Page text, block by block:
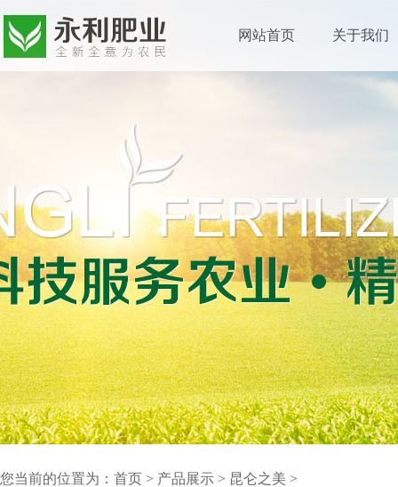
网站首页 关于我们
您当前的位置为： 首页 > 产品展示 > 昆仑之美 >